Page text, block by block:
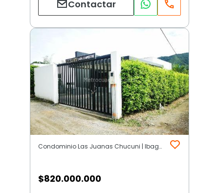
Contactar
Condominio Las Juanas Chucuni | Ibagué
$820.000.000